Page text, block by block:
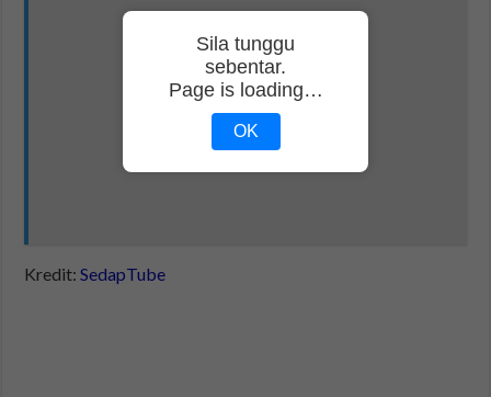
Kredit:SedapTube
Sila tunggu
sebentar.
Page is loading…
OK